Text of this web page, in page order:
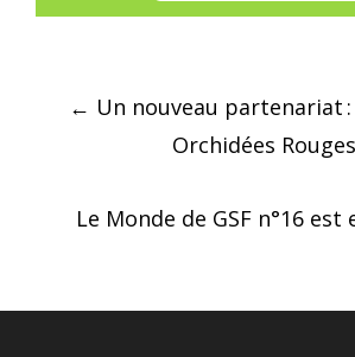
Post
navigation
← Un nouveau partenariat :
Orchidées Rouges
Le Monde de GSF n°16 est